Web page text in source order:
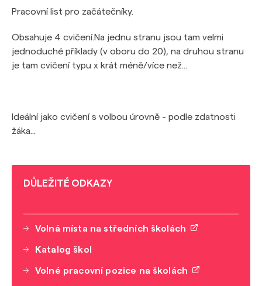
Pracovní list pro začátečníky.
Obsahuje 4 cvičení.Na jednu stranu jsou tam velmi
jednoduché příklady (v oboru do 20), na druhou stranu
je tam cvičení typu x krát méně/více než...
Ideální jako cvičení s volbou úrovně - podle zdatnosti
žáka...
DŮLEŽITÉ ODKAZY
Volná místa na středních školách
Katalog škol
Volné pracovní pozice na školách